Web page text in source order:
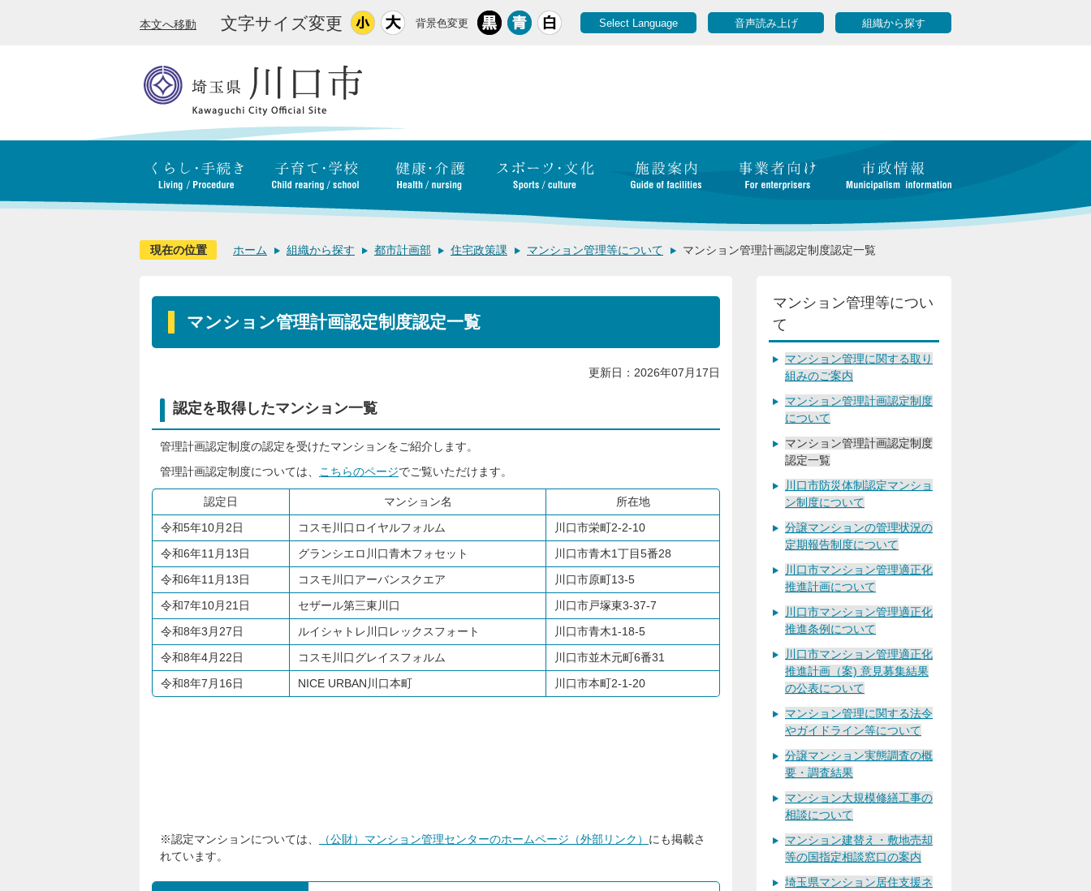
本文へ移動 文字サイズ変更 背景色変更 Select Language 音声読み上げ 組織から探す
現在の位置 ホーム 組織から探す 都市計画部 住宅政策課 マンション管理等について マンション管理計画認定制度認定一覧
マンション管理計画認定制度認定一覧
更新日：2026年07月17日
認定を取得したマンション一覧
管理計画認定制度の認定を受けたマンションをご紹介します。
管理計画認定制度については、
こちらのページでご覧いただけます。
認定日 マンション名
所在地
令和5年10月2日
コスモ川口ロイヤルフォルム
川口市栄町2-2-10
令和6年11月13日
グランシエロ川口青木フォセット
川口市青木1丁目5番28
令和6年11月13日
コスモ川口アーバンスクエア
川口市原町13-5
令和7年10月21日
セザール第三東川口
川口市戸塚東3-37-7
令和8年3月27日
ルイシャトレ川口レックスフォート
川口市青木1-18-5
令和8年4月22日
コスモ川口グレイスフォルム
川口市並木元町6番31
令和8年7月16日
NICE URBAN川口本町 川口市本町2-1-20
※認定マンションについては、 （公財）マンション管理センターのホームページ（外部リンク） にも掲載さ
れています。
マンション管理等につい
て
マンション管理に関する取り
組みのご案内
マンション管理計画認定制度
について
マンション管理計画認定制度
認定一覧
川口市防災体制認定マンショ
ン制度について
分譲マンションの管理状況の
定期報告制度について
川口市マンション管理適正化
推進計画について
川口市マンション管理適正化
推進条例について
川口市マンション管理適正化
推進計画（案) 意見募集結果
の公表について
マンション管理に関する法令
やガイドライン等について
分譲マンション実態調査の概
要・調査結果
マンション大規模修繕工事の
相談について
マンション建替え・敷地売却
等の国指定相談窓口の案内
埼玉県マンション居住支援ネ